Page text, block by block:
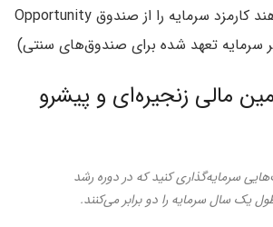
تضامنی ترجیح می‌دهند کارمزد سرمایه را از صندوق Opportunity
سرمایه تعهد شده برای صندوق‌های سنتی)
مالی زنجیره‌ای و پیشرو
سرمایه‌گذاری کنید که در دوره رشد
یک سال سرمایه را دو برابر می‌کنند.